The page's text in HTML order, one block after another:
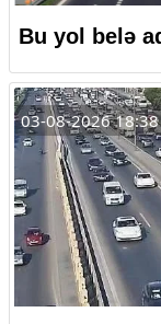
Bu yol belə
03-08-2026 18:38